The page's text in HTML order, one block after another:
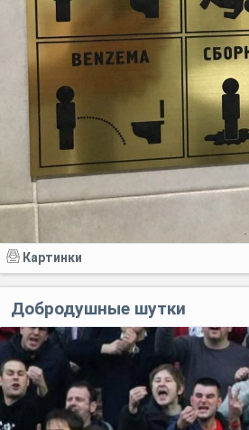
Картинки
Добродушные шутки